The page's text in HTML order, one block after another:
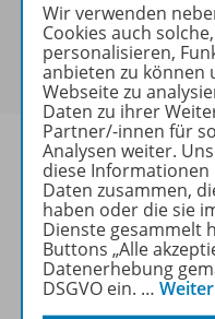
angefordert werden.
Erhältlich in der
zumPreis von 25,59 €
Beschreibung
Wir verwenden
Cookies auch
personalisieren,
anbieten zu können
Webseite zu
Daten zu ihrer
Partner/-innen für
Analysen weiter.
diese
Daten zusammen,
haben oder die sie
Dienste gesammelt
Buttons „Alle
Datenerhebung
DSGVO ein. …